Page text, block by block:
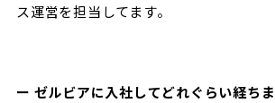
ス運営を担当してます。
ー ゼルビアに入社してどれぐらい経ち